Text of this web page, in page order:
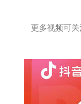
更多视频可